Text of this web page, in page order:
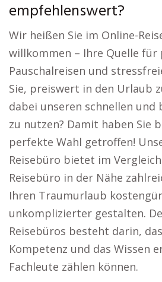
empfehlenswert?
Wir heißen Sie im Online-
willkommen – Ihre Quelle für
Pauschalreisen und
Sie, preiswert in den Urlaub
dabei unseren schnellen und
zu nutzen? Damit haben Sie
perfekte Wahl getroffen!
Reisebüro bietet im
Reisebüro in der Nähe
Ihren Traumurlaub
unkomplizierter gestalten.
Reisebüros besteht darin,
Kompetenz und das Wissen
Fachleute zählen können.